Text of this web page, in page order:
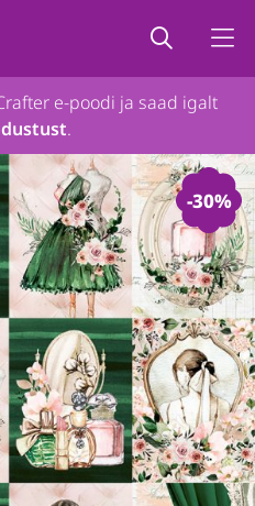
e-poodi ja saad igalt
.
-30%